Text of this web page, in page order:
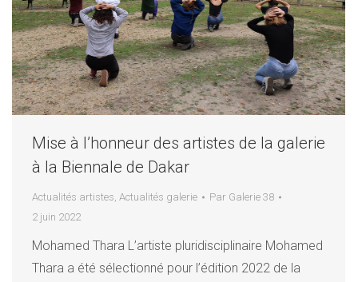
Mise à l’honneur des artistes de la galerie
à la Biennale de Dakar
Actualités artistes, Actualités galerie Par Galerie 38
2 juin 2022
Mohamed Thara L’artiste pluridisciplinaire Mohamed
Thara a été sélectionné pour l’édition 2022 de la